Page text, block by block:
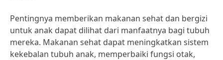
Pentingnya memberikan makanan sehat dan bergizi
untuk anak dapat dilihat dari manfaatnya bagi tubuh
mereka. Makanan sehat dapat meningkatkan sistem
kekebalan tubuh anak, memperbaiki fungsi otak,